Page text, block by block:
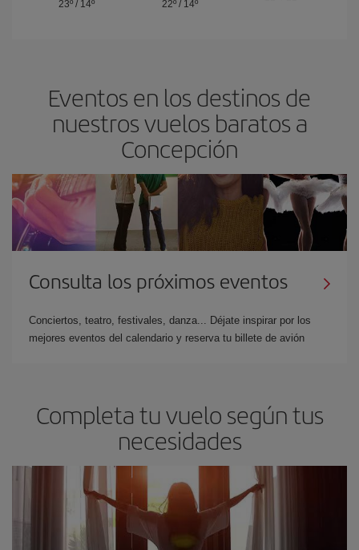
23º/ 14º
22º/ 14º
Eventos en los destinos de
nuestros vuelos baratos a
Concepción
Consulta los próximos eventos
Conciertos, teatro, festivales, danza... Déjate inspirar por los
mejores eventos del calendario y reserva tu billete de avión
Completa tu vuelo según tus
necesidades